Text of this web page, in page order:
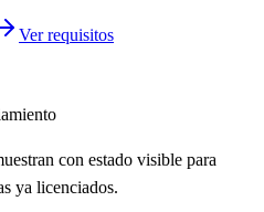
Ver requisitos
con estado visible para
ya licenciados.